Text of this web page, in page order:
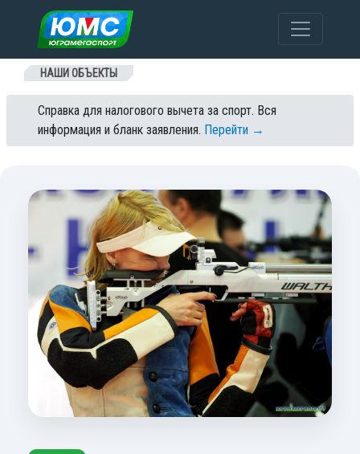
Перейти к содержанию
НАШИ ОБЪЕКТЫ
Справка для налогового вычета за спорт. Вся
информация и бланк заявления. Перейти →